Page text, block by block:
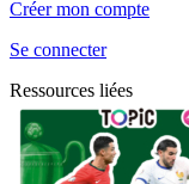
Créer mon compte
Se connecter
Ressources liées